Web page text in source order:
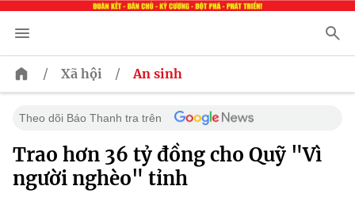
/ Xã hội / An sinh
Theo dõi Báo Thanh tra trên
Trao hơn 36 tỷ đồng cho Quỹ "Vì
người nghèo" tỉnh